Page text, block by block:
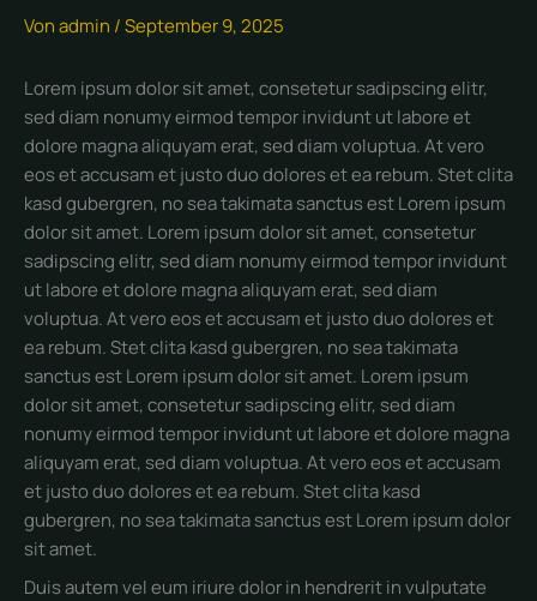
Vonadmin /September 9, 2025
Lorem ipsum dolor sit amet, consetetur sadipscing elitr,
sed diam nonumy eirmod tempor invidunt ut labore et
dolore magna aliquyam erat, sed diam voluptua. At vero
eos et accusam et justo duo dolores et ea rebum. Stet clita
kasd gubergren, no sea takimata sanctus est Lorem ipsum
dolor sit amet. Lorem ipsum dolor sit amet, consetetur
sadipscing elitr, sed diam nonumy eirmod tempor invidunt
ut labore et dolore magna aliquyam erat, sed diam
voluptua. At vero eos et accusam et justo duo dolores et
ea rebum. Stet clita kasd gubergren, no sea takimata
sanctus est Lorem ipsum dolor sit amet. Lorem ipsum
dolor sit amet, consetetur sadipscing elitr, sed diam
nonumy eirmod tempor invidunt ut labore et dolore magna
aliquyam erat, sed diam voluptua. At vero eos et accusam
et justo duo dolores et ea rebum. Stet clita kasd
gubergren, no sea takimata sanctus est Lorem ipsum dolor
sit amet.
Duis autem vel eum iriure dolor in hendrerit in vulputate